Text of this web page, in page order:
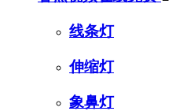
线条灯
伸缩灯
象鼻灯